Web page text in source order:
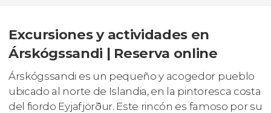
Excursiones y actividades en
Árskógssandi | Reserva online
Árskógssandi es un pequeño y acogedor pueblo
ubicado al norte de Islandia, en la pintoresca costa
del fiordo Eyjafjörður. Este rincón es famoso por su